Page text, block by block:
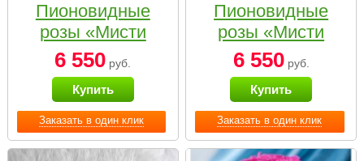
Заказать в один клик
Пионовидные
розы «Мисти
бабблс» в белой
коробке Small
6 550 руб.
Купить
Заказать в один клик
Пионовидные
розы «Мисти
бабблс» в
черной коробке
Small
6 550руб.
Купить